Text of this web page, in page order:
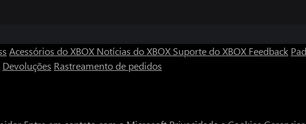
Acessórios do XBOX Notícias do XBOX Suporte do XBOX Feedback
Devoluções Rastreamento de pedidos